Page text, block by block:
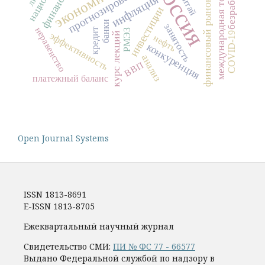
инфляция
инвестиции
курс лекций финансовый рынок
конкуренция международная торговля
эффективность занятость
анализ
платежный баланс
COVID-19
неравенство нефть
банки РМЭЗ
ВВП
кредит
Open Journal Systems
ISSN 1813-8691
E-ISSN 1813-8705
Ежеквартальный научный журнал
Свидетельство СМИ: ПИ № ФС 77 - 66577
Выдано Федеральной службой по надзору в